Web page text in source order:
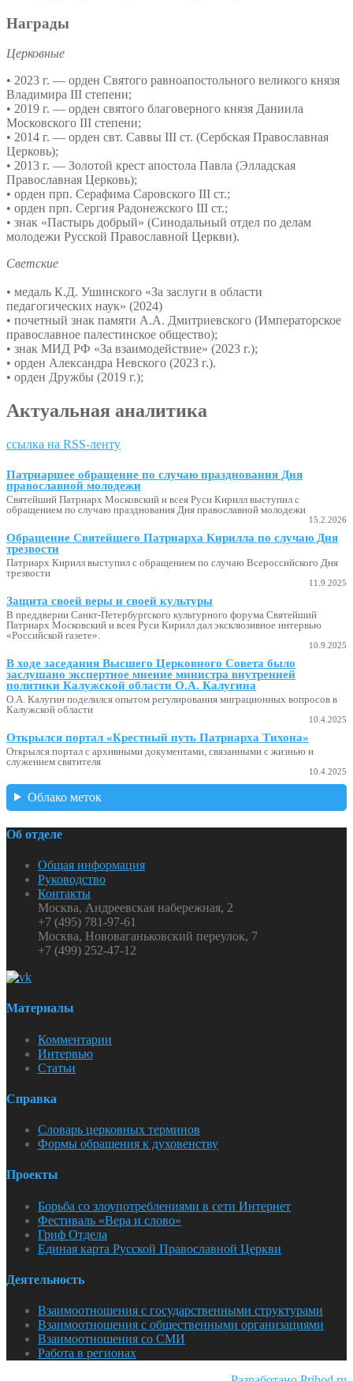
Награды
Церковные
• 2023 г. — орден Святого равноапостольного великого князя
Владимира III степени;
• 2019 г. — орден святого благоверного князя Даниила
Московского III степени;
• 2014 г. — орден свт. Саввы III ст. (Сербская Православная
Церковь);
• 2013 г. — Золотой крест апостола Павла (Элладская
Православная Церковь);
• орден прп. Серафима Саровского III ст.;
• орден прп. Сергия Радонежского III ст.;
• знак «Пастырь добрый» (Синодальный отдел по делам
молодежи Русской Православной Церкви).
Светские
• медаль К.Д. Ушинского «За заслуги в области
педагогических наук» (2024)
• почетный знак памяти А.А. Дмитриевского (Императорское
православное палестинское общество);
• знак МИД РФ «За взаимодействие» (2023 г.);
• орден Александра Невского (2023 г.).
• орден Дружбы (2019 г.);
Актуальная аналитика
ссылка на RSS-ленту
Патриаршее обращение по случаю празднования Дня
православной молодежи
Святейший Патриарх Московский и всея Руси Кирилл выступил с
обращением по случаю празднования Дня православной молодежи
15.2.2026
Обращение Святейшего Патриарха Кирилла по случаю Дня
трезвости
Патриарх Кирилл выступил с обращением по случаю Всероссийского Дня
трезвости
11.9.2025
Защита своей веры и своей культуры
В преддверии Санкт-Петербургского культурного форума Святейший
Патриарх Московский и всея Руси Кирилл дал эксклюзивное интервью
«Российской газете».
10.9.2025
В ходе заседания Высшего Церковного Совета было
заслушано экспертное мнение министра внутренней
политики Калужской области О.А. Калугина
О.А. Калугин поделился опытом регулирования миграционных вопросов в
Калужской области
10.4.2025
Открылся портал «Крестный путь Патриарха Тихона»
Открылся портал с архивными документами, связанными с жизнью и
служением святителя
10.4.2025
Облако меток
Об отделе
Общая информация
Руководство
Контакты
Москва, Андреевская набережная, 2
+7 (495) 781-97-61
Москва, Нововаганьковский переулок, 7
+7 (499) 252-47-12
Материалы
Комментарии
Интервью
Статьи
Справка
Словарь церковных терминов
Формы обращения к духовенству
Проекты
Борьба со злоупотреблениями в сети Интернет
Фестиваль «Вера и слово»
Гриф Отдела
Единая карта Русской Православной Церкви
Деятельность
Взаимоотношения с государственными структурами
Взаимоотношения с общественными организациями
Взаимоотношения со СМИ
Работа в регионах